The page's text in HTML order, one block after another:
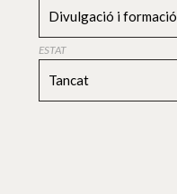
Divulgació i formació
ESTAT
Tancat